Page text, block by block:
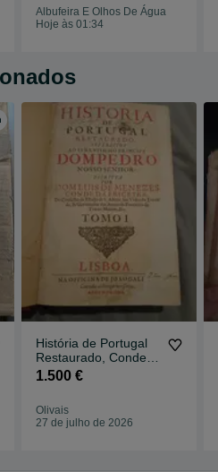
Albufeira E Olhos De Água
Hoje às 01:34
História de Portugal
Restaurado, Conde
de Ericeira
1.500 €
Olivais
27 de julho de 2026